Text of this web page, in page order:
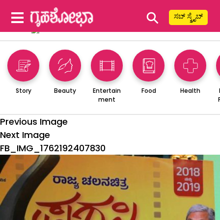
⚲ ಸಬ್ ಸ್ಕ್ರೈಬ್
Story Beauty
Entertain
ment
Food Health
Previous Image
Next Image
FB_IMG_1762192407830